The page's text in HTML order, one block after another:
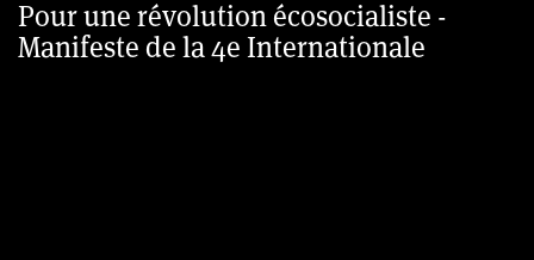
Pour une révolution écosocialiste -
Manifeste de la 4e Internationale